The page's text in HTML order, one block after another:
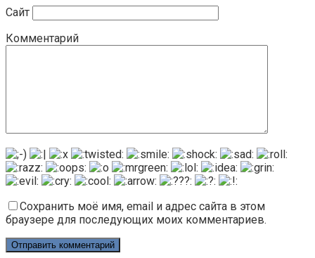
Сайт
Комментарий
Сохранить моё имя, email и адрес сайта в этом
браузере для последующих моих комментариев.